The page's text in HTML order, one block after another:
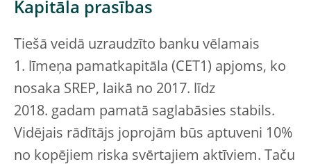
Kapitāla prasības
Tiešā veidā uzraudzīto banku vēlamais
1. līmeņa pamatkapitāla (CET1) apjoms, ko
nosaka SREP, laikā no 2017. līdz
2018. gadam pamatā saglabāsies stabils.
Vidējais rādītājs joprojām būs aptuveni 10%
no kopējiem riska svērtajiem aktīviem. Taču